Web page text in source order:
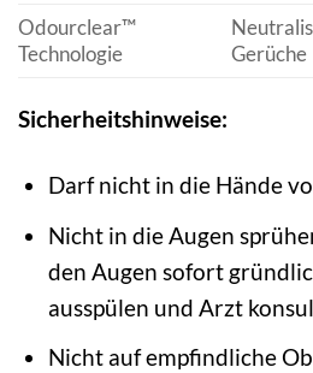
Odourclear™
Technologie
Gerüche
Sicherheitshinweise:
Darf nicht in die Hände
Nicht in die Augen
den Augen sofort
ausspülen und Arzt
Nicht auf empfindliche